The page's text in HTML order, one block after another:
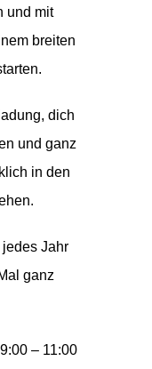
und mit
breiten
dich
und ganz
in den
Jahr
ganz
– 11:00